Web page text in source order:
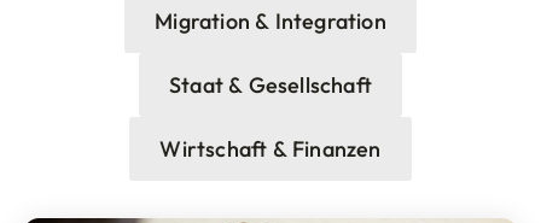
Migration & Integration
Staat & Gesellschaft
Wirtschaft & Finanzen